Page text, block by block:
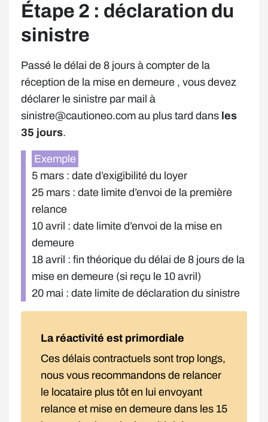
Étape 2 : déclaration du
sinistre
Passé le délai de 8 jours à compter de la
réception de la mise en demeure , vous devez
déclarer le sinistre par mail à
sinistre@cautioneo.com au plus tard dans les
35 jours.
Exemple
5 mars : date d’exigibilité du loyer
25 mars : date limite d’envoi de la première
relance
10 avril : date limite d’envoi de la mise en
demeure
18 avril : fin théorique du délai de 8 jours de la
mise en demeure (si reçu le 10 avril)
20 mai : date limite de déclaration du sinistre
La réactivité est primordiale
Ces délais contractuels sont trop longs,
nous vous recommandons de relancer
le locataire plus tôt en lui envoyant
relance et mise en demeure dans les 15